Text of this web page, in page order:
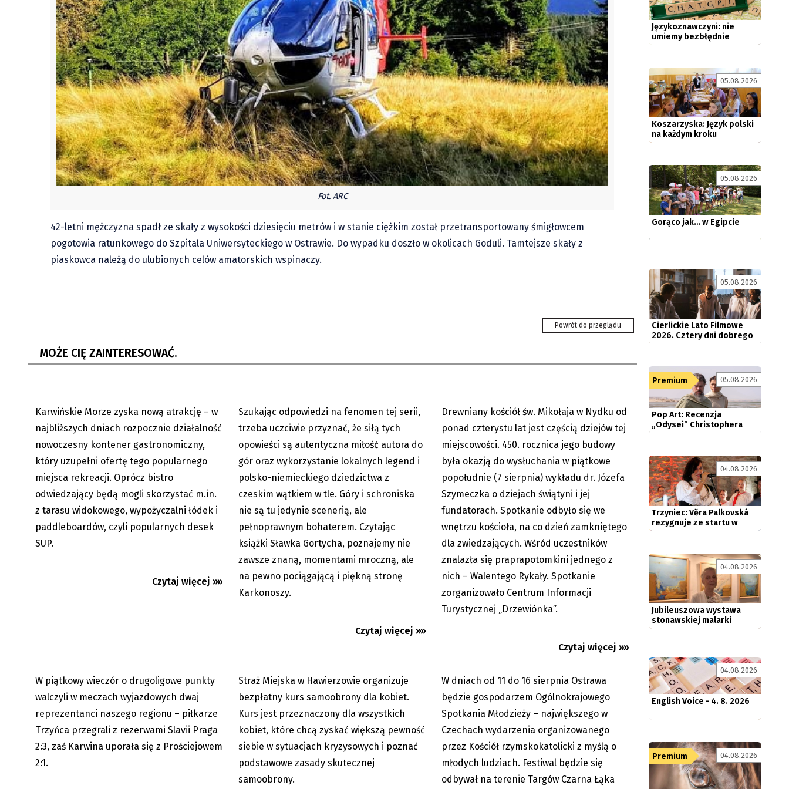
Fot. ARC
42-letni mężczyzna spadł ze skały z wysokości dziesięciu metrów i w stanie ciężkim został przetransportowany śmigłowcem
pogotowia ratunkowego do Szpitala Uniwersyteckiego w Ostrawie. Do wypadku doszło w okolicach Goduli. Tamtejsze skały z
piaskowca należą do ulubionych celów amatorskich wspinaczy.
Powrót do przeglądu
MOŻE CIĘ ZAINTERESOWAĆ.
08.08.2026
Morzem. Punkt gastronomiczny...
Karwińskie Morze zyska nową atrakcję – w
najbliższych dniach rozpocznie działalność
nowoczesny kontener gastronomiczny,
który uzupełni ofertę tego popularnego
miejsca rekreacji. Oprócz bistro
odwiedzający będą mogli skorzystać m.in.
z tarasu widokowego, wypożyczalni łódek i
paddleboardów, czyli popularnych desek
SUP.
Czytaj więcej »»
08.08.2026
Szukając odpowiedzi na fenomen tej serii,
trzeba uczciwie przyznać, że siłą tych
opowieści są autentyczna miłość autora do
gór oraz wykorzystanie lokalnych legend i
polsko-niemieckiego dziedzictwa z
czeskim wątkiem w tle. Góry i schroniska
nie są tu jedynie scenerią, ale
pełnoprawnym bohaterem. Czytając
książki Sławka Gortycha, poznajemy nie
zawsze znaną, momentami mroczną, ale
na pewno pociągającą i piękną stronę
Karkonoszy.
Czytaj więcej »»
08.08.2026
Drewniany kościół św. Mikołaja w Nydku od
ponad czterystu lat jest częścią dziejów tej
miejscowości. 450. rocznica jego budowy
była okazją do wysłuchania w piątkowe
popołudnie (7 sierpnia) wykładu dr. Józefa
Szymeczka o dziejach świątyni i jej
fundatorach. Spotkanie odbyło się we
wnętrzu kościoła, na co dzień zamkniętego
dla zwiedzających. Wśród uczestników
znalazła się praprapotomkini jednego z
nich – Walentego Rykały. Spotkanie
zorganizowało Centrum Informacji
Turystycznej „Drzewiónka”.
Czytaj więcej »»
07.08.2026
W piątkowy wieczór o drugoligowe punkty
walczyli w meczach wyjazdowych dwaj
reprezentanci naszego regionu – piłkarze
Trzyńca przegrali z rezerwami Slavii Praga
2:3, zaś Karwina uporała się z Prościejowem
2:1.
07.08.2026
Hawierzów: Samoobrona dla pań.
Straż Miejska w Hawierzowie organizuje
bezpłatny kurs samoobrony dla kobiet.
Kurs jest przeznaczony dla wszystkich
kobiet, które chcą zyskać większą pewność
siebie w sytuacjach kryzysowych i poznać
podstawowe zasady skutecznej
samoobrony.
07.08.2026
Ostrawa: w połowie sierpnia
Ogólnokrajowe Spotkanie
W dniach od 11 do 16 sierpnia Ostrawa
będzie gospodarzem Ogólnokrajowego
Spotkania Młodzieży – największego w
Czechach wydarzenia organizowanego
przez Kościół rzymskokatolicki z myślą o
młodych ludziach. Festiwal będzie się
odbywał na terenie Targów Czarna Łąka
Językoznawczyni: nie
umiemy bezbłędnie
rozpoznawać...
05.08.2026
Koszarzyska: Język polski
na każdym kroku
05.08.2026
Gorąco jak… w Egipcie
05.08.2026
Cierlickie Lato Filmowe
2026. Cztery dni dobrego
Premium 05.08.2026
Pop Art: Recenzja
„Odysei” Christophera
Nolana....
04.08.2026
Trzyniec: Věra Palkovská
rezygnuje ze startu w
wyborach
04.08.2026
Jubileuszowa wystawa
stonawskiej malarki
04.08.2026
English Voice - 4. 8. 2026
Premium 04.08.2026
Eksperci obalają mity o
końskim wysiłku: Piana